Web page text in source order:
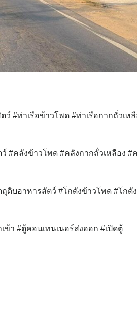
#ท่าเรือข้าวโพด #ท่าเรือกากถั่วเหลื
#คลังข้าวโพด #คลังกากถั่วเหลือง #
ถุดิบอาหารสัตว์ #โกดังข้าวโพด #โกดั
า #ตู้คอนเทนเนอร์ส่งออก #เปิดตู้